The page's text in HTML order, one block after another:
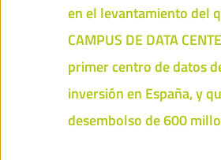
en el levantamiento del
CAMPUS DE DATA
primer centro de datos
inversión en España, y
desembolso de 600